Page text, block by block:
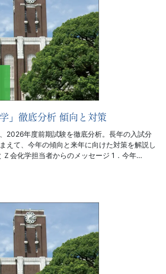
」徹底分析 傾向と対策
2026年度前期試験を徹底分析。長年の入試分
えて、今年の傾向と来年に向けた対策を解説し
Ｚ会化学担当者からのメッセージ 1．今年…